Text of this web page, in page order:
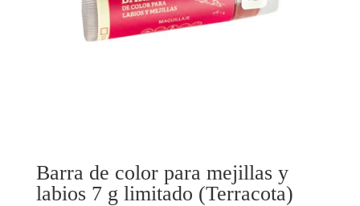
Barra de color para mejillas y
labios 7 g limitado (Terracota)